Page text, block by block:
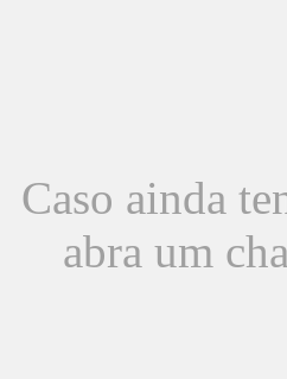
Caso ainda
abra um